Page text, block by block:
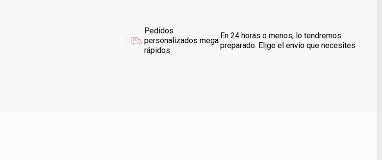
Pedidos
personalizados mega
rápidos
En 24 horas o menos, lo tendremos
preparado. Elige el envío que necesites